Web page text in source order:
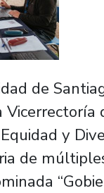
de
Vicerrectoría
y
de